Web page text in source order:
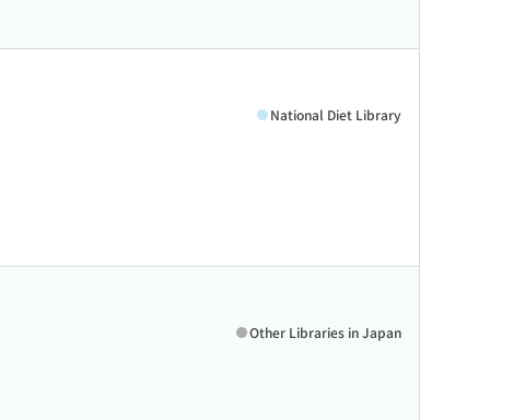
National Diet Library
Other Libraries in Japan